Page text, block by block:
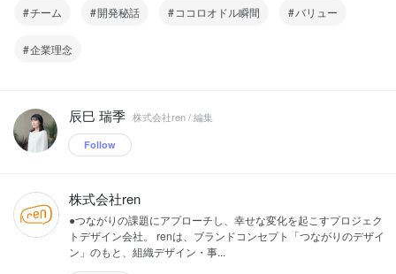
チーム 開発秘話 ココロオドル瞬間 バリュー
企業理念
辰巳 瑞季 株式会社ren / 編集
Follow
株式会社ren
●つながりの課題にアプローチし、幸せな変化を起こすプロジェク
トデザイン会社。 renは、ブランドコンセプト「つながりのデザイ
ン」のもと、組織デザイン・事...